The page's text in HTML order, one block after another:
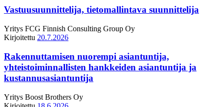
Vastuusuunnittelija, tietomallintava suunnittelija
Yritys FCG Finnish Consulting Group Oy
Kirjoitettu 20.7.2026
Rakennuttamisen nuorempi asiantuntija,
yhteistoiminnallisten hankkeiden asiantuntija ja
kustannusasiantuntija
Yritys Boost Brothers Oy